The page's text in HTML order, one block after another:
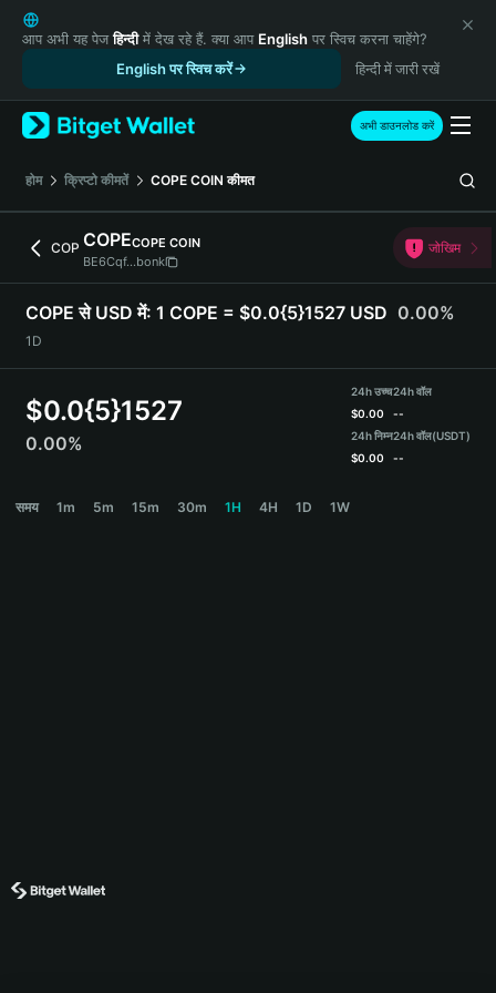
English
日本語
Русский
Español (Latinoamérica)
Türkçe
Italiano
简体中文
繁體中文
Português (Portugal)
Bahasa Indonesia
Español
आप अभी यह पेजहिन्दीमें देख रहे हैं. क्या आप English पर स्विच करना चाहेंगे?
English पर स्विच करें
हिन्दी में जारी रखें
अभी डाउनलोड करें
होम क्रिप्टो कीमतें COPE COIN कीमत
COP COPECOPE COIN
BE6Cqf...bonk
जोखिम
COPE से USD में: 1 COPE = $0.0{5}1527 USD 0.00%
1D
$0.0{5}1527
0.00%
24h उच्च
$0.00
24h निम्न
$0.00
24h वॉल
--
24h वॉल(USDT)
--
समय 1m 5m 15m 30m 1H 4H 1D 1W